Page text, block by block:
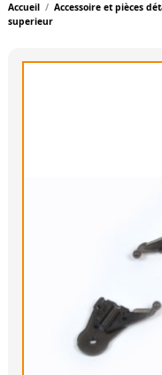
Accueil Accessoire et pièces
superieur